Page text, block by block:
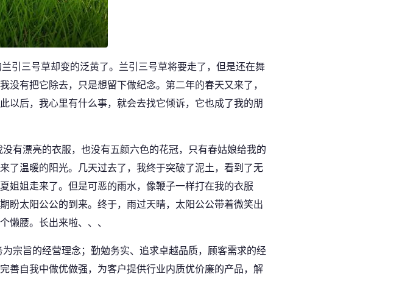
引三号草却变的泛黄了。兰引三号草将要走了，但是还在舞
有把它除去，只是想留下做纪念。第二年的春天又来了，
以后，我心里有什么事，就会去找它倾诉，它也成了我的朋
有漂亮的衣服，也没有五颜六色的花冠，只有春姑娘给我的
了温暖的阳光。几天过去了，我终于突破了泥土，看到了无
姐姐走来了。但是可恶的雨水，像鞭子一样打在我的衣服
盼太阳公公的到来。终于，雨过天晴，太阳公公带着微笑出
懒腰。长出来啦、、、
宗旨的经营理念；勤勉务实、追求卓越品质，顾客需求的经
善自我中做优做强，为客户提供行业内质优价廉的产品，解